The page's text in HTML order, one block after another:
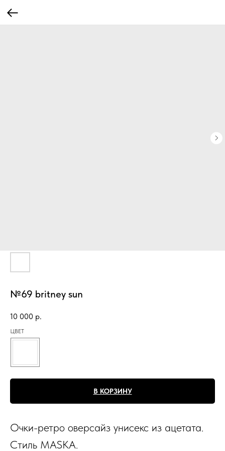
№69 britney sun
10 000 р.
ЦВЕТ
В КОРЗИНУ
Очки-ретро оверсайз унисекс из ацетата.
Стиль MASKA.